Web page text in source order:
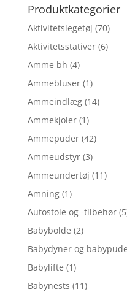
Produktkategorier
Aktivitetslegetøj (70)
Aktivitetsstativer (6)
Amme bh (4)
Ammebluser (1)
Ammeindlæg (14)
Ammekjoler (1)
Ammepuder (42)
Ammeudstyr (3)
Ammeundertøj (11)
Amning (1)
Autostole og -tilbehør
Babybolde (2)
Babydyner og
Babylifte (1)
Babynests (11)